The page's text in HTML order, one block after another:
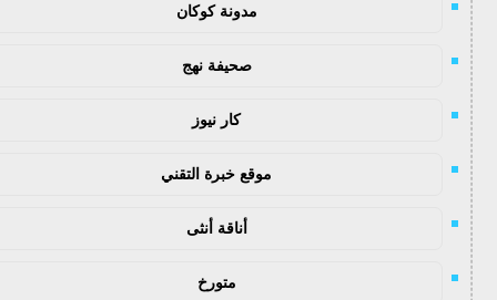
مدونة كوكان
صحيفة نهج
كار نيوز
موقع خبرة التقني
أناقة أنثى
متورخ